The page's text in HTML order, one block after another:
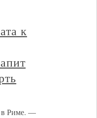
к
в Риме. —